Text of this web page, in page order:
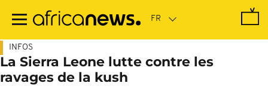
contenu
INFOS
La Sierra Leone lutte contre les
ravages de la kush